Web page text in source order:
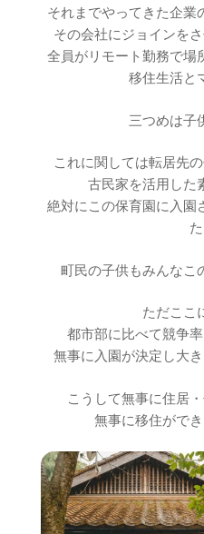
それまでやってきた企業
その会社にジョインを
全員がリモート勤務で場
移住生活と
三つめは子
これに関しては転居先
古民家を活用した
絶対にこの保育園に入園
た
町民の子供もみんなこ
ただここ
都市部に比べて競争
無事に入園が決定し大
こうして無事に住居
無事に移住がで